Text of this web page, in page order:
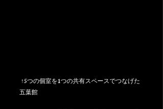
五葉館